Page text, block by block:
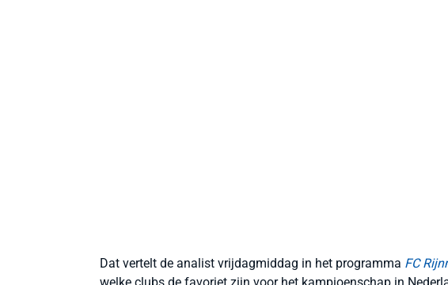
Dat vertelt de analist vrijdagmiddag in het programma FC